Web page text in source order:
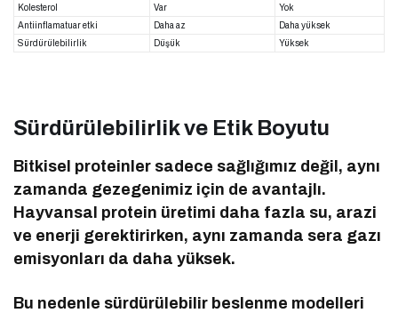
Kolesterol
Var
Yok
Antiinflamatuar etki
Daha az
Daha yüksek
Sürdürülebilirlik
Düşük Yüksek
Sürdürülebilirlik ve Etik Boyutu
Bitkisel proteinler sadece sağlığımız değil, aynı
zamanda gezegenimiz için de avantajlı.
Hayvansal protein üretimi daha fazla su, arazi
ve enerji gerektirirken, aynı zamanda sera gazı
emisyonları da daha yüksek.
Bu nedenle sürdürülebilir beslenme modelleri